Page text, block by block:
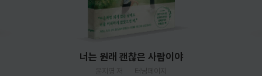
너는 원래 괜찮은 사람이야
윤지영 저
터닝페이지